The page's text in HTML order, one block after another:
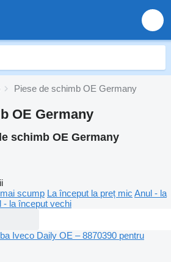
Piese de schimb OE Germany
OE Germany
schimb OE Germany
scump La început la preț mic Anul - la
- la început vechi